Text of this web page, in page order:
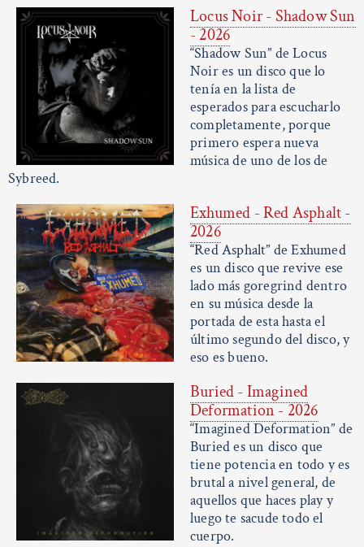
Locus Noir - Shadow Sun
- 2026
“Shadow Sun” de Locus
Noir es un disco que lo
tenía en la lista de
esperados para escucharlo
completamente, porque
primero espera nueva
música de uno de los de
Sybreed.
Exhumed - Red Asphalt -
2026
“Red Asphalt” de Exhumed
es un disco que revive ese
lado más goregrind dentro
en su música desde la
portada de esta hasta el
último segundo del disco, y
eso es bueno.
Buried - Imagined
Deformation - 2026
“Imagined Deformation” de
Buried es un disco que
tiene potencia en todo y es
brutal a nivel general, de
aquellos que haces play y
luego te sacude todo el
cuerpo.